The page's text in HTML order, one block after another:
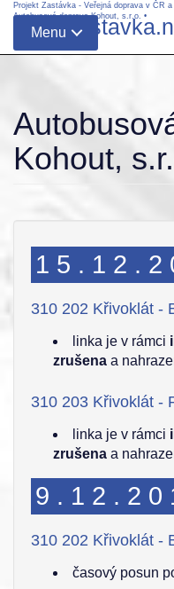
Projekt Zastávka - Veřejná doprava v ČR
Autobusová doprava Kohout, s.r.o. •
Menu
Kohout,
310 202 Křivoklát -
linka je v rámci
zrušena a
310 203 Křivoklát -
linka je v rámci
zrušena a
310 202 Křivoklát -
časový posun